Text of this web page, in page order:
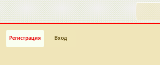
Регистрация Вход